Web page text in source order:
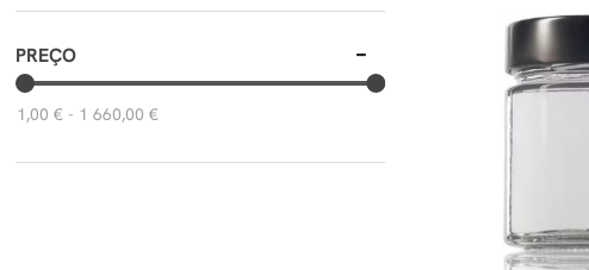
PREÇO
1,00 € - 1 660,00 €